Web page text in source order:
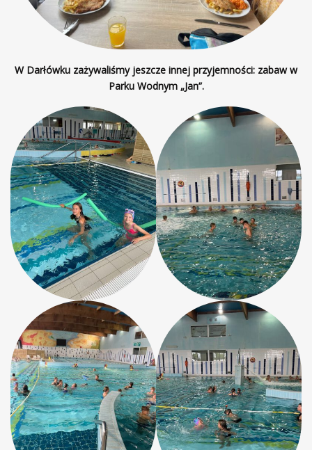
W Darłówku zażywaliśmy jeszcze innej przyjemności: zabaw w
Parku Wodnym „Jan”.